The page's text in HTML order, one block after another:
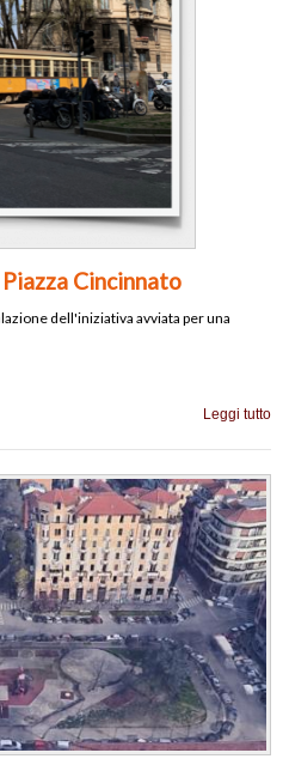
Cincinnato
dell'iniziativa avviata per una
Leggi tutto